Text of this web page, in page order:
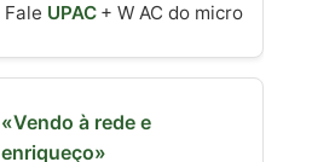
Fale UPAC + W AC do micro
«Vendo à rede e
enriqueço»